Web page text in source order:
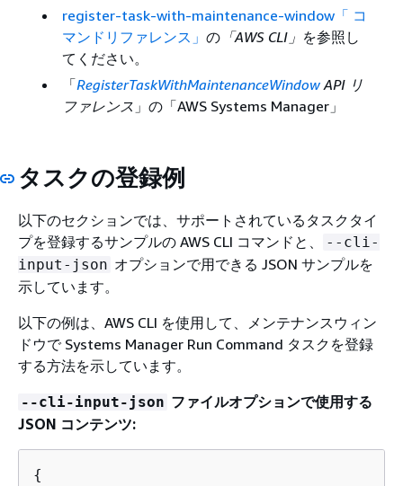
register-task-with-maintenance-window「 コ
マンドリファレンス」 の「AWS CLI」 を参照し
てください。
「RegisterTaskWithMaintenanceWindowAPI リ
ファレンス 」の「AWS Systems Manager」
タスクの登録例
以下のセクションでは、サポートされているタスクタイ
プを登録するサンプルの AWS CLI コマンドと、
--cli-
input-json オプションで用できる JSON サンプルを
示しています。
以下の例は、AWS CLI を使用して、メンテナンスウィン
ドウで Systems Manager Run Command タスクを登録
する方法を示しています。
--cli-input-json ファイルオプションで使用する
JSON コンテンツ:
{